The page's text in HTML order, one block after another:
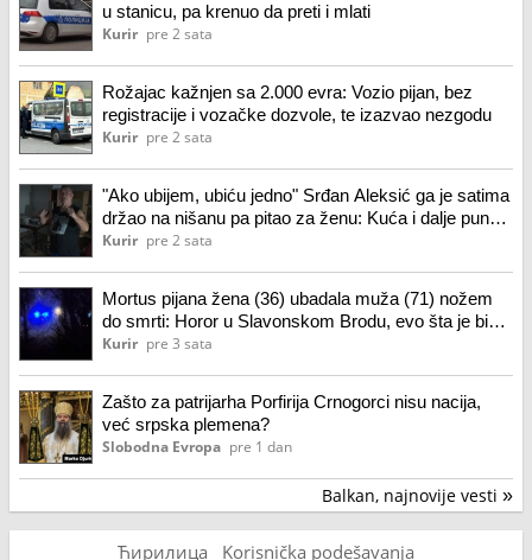
u stanicu, pa krenuo da preti i mlati
Kurir pre 2 sata
Rožajac kažnjen sa 2.000 evra: Vozio pijan, bez
registracije i vozačke dozvole, te izazvao nezgodu
Kurir pre 2 sata
"Ako ubijem, ubiću jedno" Srđan Aleksić ga je satima
držao na nišanu pa pitao za ženu: Kuća i dalje puna
krvi, a ovako se spasio (foto)
Kurir pre 2 sata
Mortus pijana žena (36) ubadala muža (71) nožem
do smrti: Horor u Slavonskom Brodu, evo šta je bio
okidač gnusnog zločina
Kurir pre 3 sata
Zašto za patrijarha Porfirija Crnogorci nisu nacija,
već srpska plemena?
Slobodna Evropa pre 1 dan
Balkan, najnovije vesti »
Ћирилица Korisnička podešavanja